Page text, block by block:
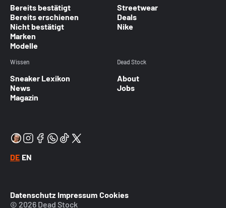
Bereits bestätigt
Bereits erschienen
Nicht bestätigt
Marken
Modelle
Streetwear
Deals
Nike
Wissen
Sneaker Lexikon
News
Magazin
Dead Stock
About
Jobs
DE EN
Datenschutz Impressum Cookies
© 2026 Dead Stock